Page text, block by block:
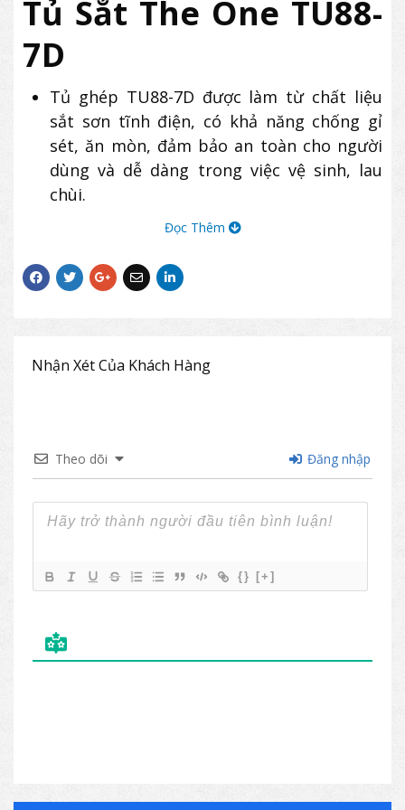
Tủ Sắt The One TU88-
7D
Tủ ghép TU88-7D được làm từ chất liệu
sắt sơn tĩnh điện, có khả năng chống gỉ
sét, ăn mòn, đảm bảo an toàn cho người
dùng và dễ dàng trong việc vệ sinh, lau
chùi.
Thiết kế tủ hình chữ nhật thấp, gồm có 2
Bên phải là 1 khoang cánh sắt mở có 1
khóa mã, bên trong có 2 đợt di động.
Sản phẩm tủ The One TU88-7D với kiểu
Đọc Thêm
Nhận Xét Của Khách Hàng
Theo dõi Đăng nhập
{} [+]